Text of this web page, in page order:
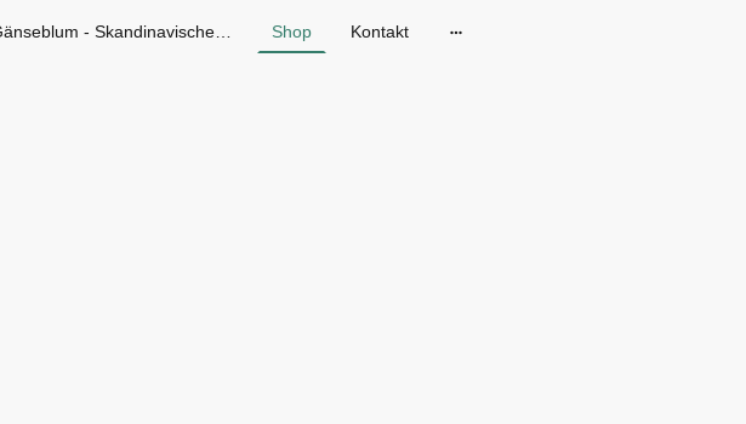
Gänseblum - Skandinavische Mode in Dresden Shop Kontakt